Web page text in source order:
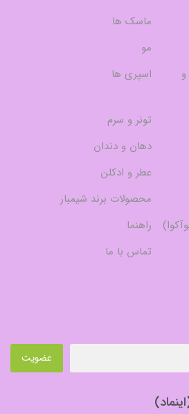
ماسک ها
مو
اسپری ها
تونر و سرم
دهان و دندان
عطر و ادکلن
محصولات برند شیمبار
راهنما
تماس با ما
عضویت